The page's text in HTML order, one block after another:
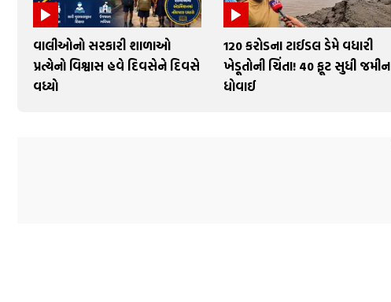
વાલીઓનો સરકારી શાળાઓ
પ્રત્યેનો વિશ્વાસ હવે દિવસેને દિવસે
વધ્યો
₹120 કરોડના ટાઈડલ ડેમે વધારી
ખેડૂતોની ચિંતા! 40 ફૂટ સુધી જમીન
ધોવાઈ